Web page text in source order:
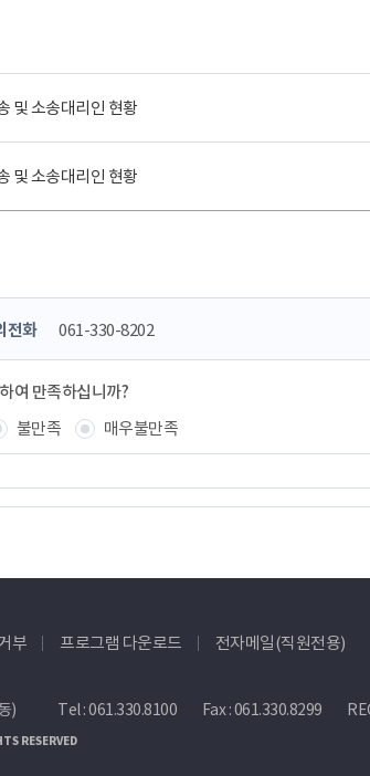
및 소송대리인 현황
및 소송대리인 현황
전화 061-330-8202
여 만족하십니까?
불만족
매우불만족
부 프로그램 다운로드 전자메일(직원전용)
) Tel :061.330.8100 Fax : 061.330.8299
RESERVED